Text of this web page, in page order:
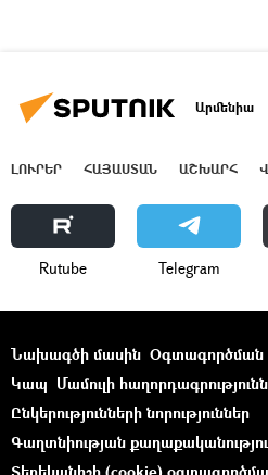
Արմենիա
ԼՈՒՐԵՐ ՀԱՅԱՍՏԱՆ ԱՇԽԱՐՀ
Rutube Telegram
Նախագծի մասին Օգտագործման
Կապ Մամուլի
Ընկերությունների նորություններ
Գաղտնիության